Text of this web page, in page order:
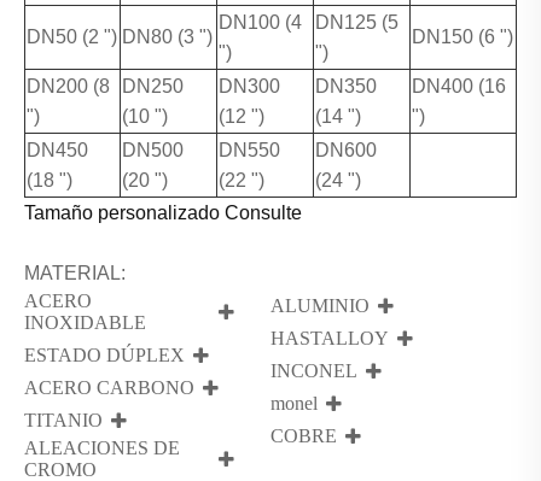
DN50 (2 ") DN80 (3 ")
DN100 (4
")
DN125 (5
")
DN150 (6 ")
DN200 (8
")
DN250
(10 ")
DN300
(12 ")
DN350
(14 ")
DN400 (16
")
DN450
(18 ")
DN500
(20 ")
DN550
(22 ")
DN600
(24 ")
Tamaño personalizado Consulte
MATERIAL:
ACERO
INOXIDABLE
ESTADO DÚPLEX
ACERO CARBONO
TITANIO
ALEACIONES DE
CROMO
ALUMINIO
HASTALLOY
INCONEL
monel
COBRE